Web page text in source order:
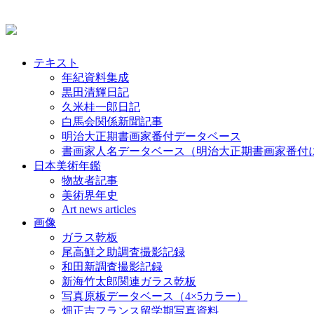
テキスト
年紀資料集成
黒田清輝日記
久米桂一郎日記
白馬会関係新聞記事
明治大正期書画家番付データベース
書画家人名データベース（明治大正期書画家番付
日本美術年鑑
物故者記事
美術界年史
Art news articles
画像
ガラス乾板
尾高鮮之助調査撮影記録
和田新調査撮影記録
新海竹太郎関連ガラス乾板
写真原板データベース（4×5カラー）
畑正吉フランス留学期写真資料